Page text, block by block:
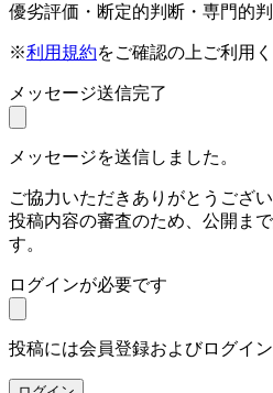
優劣評価・断定的判断・専門的判
※利用規約をご確認の上ご利用
メッセージ送信完了
メッセージを送信しました。
ご協力いただきありがとうござい
投稿内容の審査のため、公開ま
す。
ログインが必要です
投稿には会員登録およびログイ